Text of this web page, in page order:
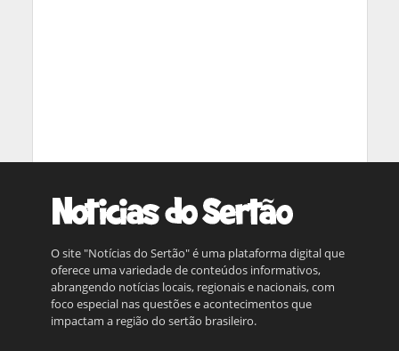
O site "Notícias do Sertão" é uma plataforma digital que
oferece uma variedade de conteúdos informativos,
abrangendo notícias locais, regionais e nacionais, com
foco especial nas questões e acontecimentos que
impactam a região do sertão brasileiro.